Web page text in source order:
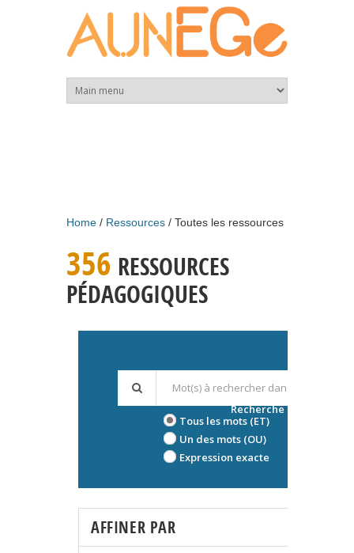
Home Ressources Toutes les ressources
356 RESSOURCES
PÉDAGOGIQUES
Tous les mots (ET)
Un des mots (OU)
Expression exacte
Recherche avancée
AFFINER PAR